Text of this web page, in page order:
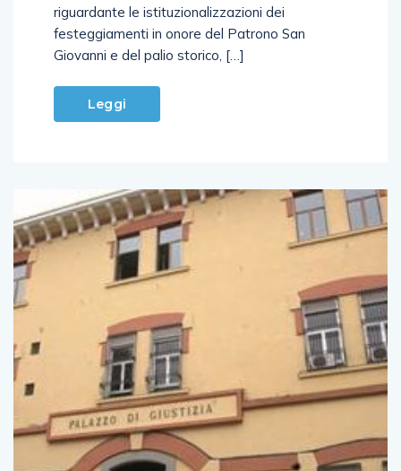
riguardante le istituzionalizzazioni dei
festeggiamenti in onore del Patrono San
Giovanni e del palio storico, […]
Leggi